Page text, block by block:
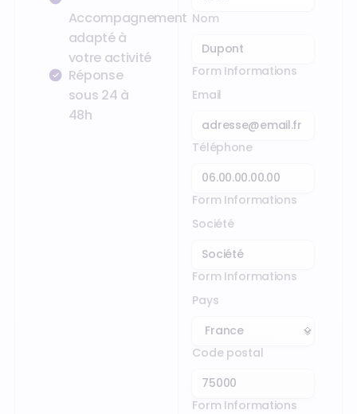
Accompagnement
adapté à
votre activité
Réponse
sous 24 à
48h
Nom
Form Informations
Email
Téléphone
Form Informations
Société
Form Informations
Pays
Code postal
Form Informations